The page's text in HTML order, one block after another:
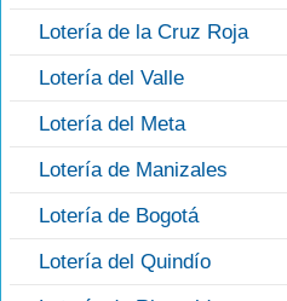
Lotería de la Cruz Roja
Lotería del Valle
Lotería del Meta
Lotería de Manizales
Lotería de Bogotá
Lotería del Quindío